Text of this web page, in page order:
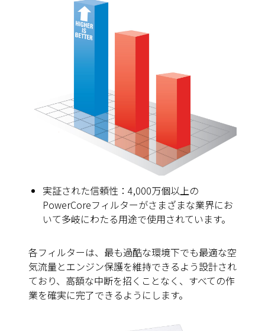
実証された信頼性：4,000万個以上の
PowerCoreフィルターがさまざまな業界にお
いて多岐にわたる用途で使用されています。
各フィルターは、最も過酷な環境下でも最適な空
気流量とエンジン保護を維持できるよう設計され
ており、高額な中断を招くことなく、すべての作
業を確実に完了できるようにします。